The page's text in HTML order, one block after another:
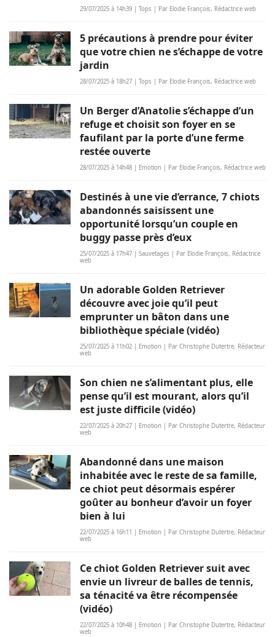
29/07/2025 à 14h39 | Tops | Par Elodie François, Rédactrice web
5 précautions à prendre pour éviter
que votre chien ne s’échappe de votre
jardin
28/07/2025 à 18h27 | Tops | Par Elodie François, Rédactrice web
Un Berger d’Anatolie s’échappe d’un
refuge et choisit son foyer en se
faufilant par la porte d’une ferme
restée ouverte
28/07/2025 à 14h48 | Emotion | Par Elodie François, Rédactrice web
Destinés à une vie d’errance, 7 chiots
abandonnés saisissent une
opportunité lorsqu’un couple en
buggy passe près d’eux
25/07/2025 à 17h47 | Sauvetages | Par Elodie François, Rédactrice
web
Un adorable Golden Retriever
découvre avec joie qu’il peut
emprunter un bâton dans une
bibliothèque spéciale (vidéo)
25/07/2025 à 11h02 | Emotion | Par Christophe Dutertre, Rédacteur
web
Son chien ne s’alimentant plus, elle
pense qu’il est mourant, alors qu’il
est juste difficile (vidéo)
22/07/2025 à 20h27 | Emotion | Par Christophe Dutertre, Rédacteur
web
Abandonné dans une maison
inhabitée avec le reste de sa famille,
ce chiot peut désormais espérer
goûter au bonheur d’avoir un foyer
bien à lui
22/07/2025 à 16h11 | Emotion | Par Christophe Dutertre, Rédacteur
web
Ce chiot Golden Retriever suit avec
envie un livreur de balles de tennis,
sa ténacité va être récompensée
(vidéo)
22/07/2025 à 10h48 | Emotion | Par Christophe Dutertre, Rédacteur
web